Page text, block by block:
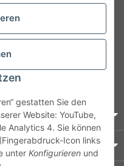
gestatten Sie den
Website: YouTube,
Analytics 4. Sie können
Icon links
unter Konfigurieren und